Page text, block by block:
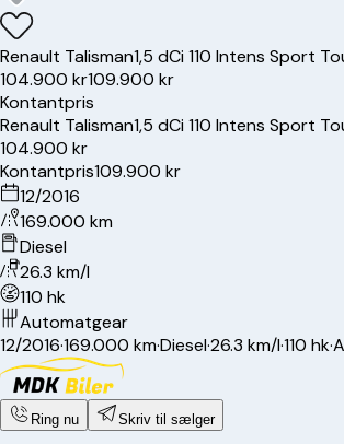
Renault Talisman1,5 dCi 110 Intens Sport
104.900 kr109.900 kr
Kontantpris
Renault Talisman1,5 dCi 110 Intens Sport
104.900 kr
Kontantpris109.900 kr
12/2016
169.000 km
Diesel
26.3 km/l
110 hk
Automatgear
12/2016·169.000 km·Diesel·26.3 km/l·110 hk·
Ring nu Skriv til sælger